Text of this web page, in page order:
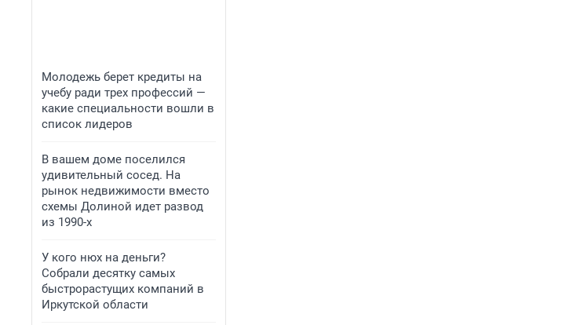
Молодежь берет кредиты на
учебу ради трех профессий —
какие специальности вошли в
список лидеров
В вашем доме поселился
удивительный сосед. На
рынок недвижимости вместо
схемы Долиной идет развод
из 1990-х
У кого нюх на деньги?
Собрали десятку самых
быстрорастущих компаний в
Иркутской области